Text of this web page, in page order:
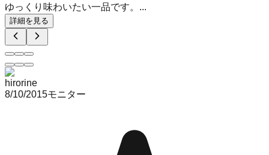
ゆっくり味わいたい一品です。...
詳細を見る
hirorine
8/10/2015モニター